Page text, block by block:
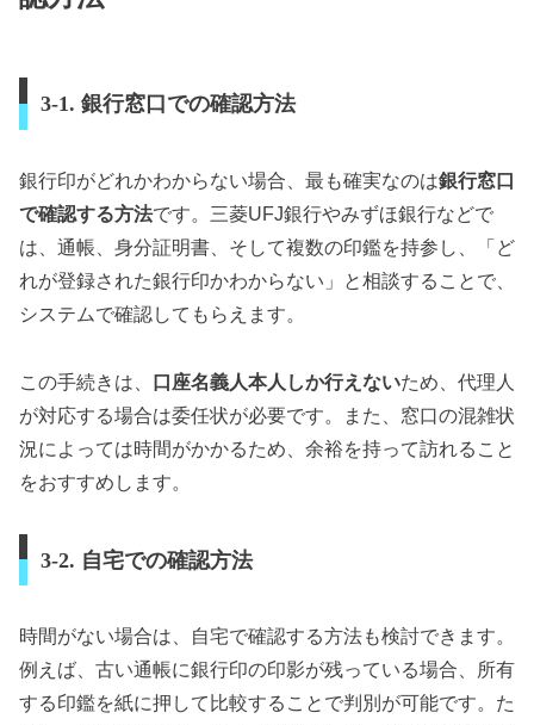
3-1. 銀行窓口での確認方法
銀行印がどれかわからない場合、最も確実なのは銀行窓口
で確認する方法です。三菱UFJ銀行やみずほ銀行などで
は、通帳、身分証明書、そして複数の印鑑を持参し、「ど
れが登録された銀行印かわからない」と相談することで、
システムで確認してもらえます。
この手続きは、 口座名義人本人しか行えないため、代理人
が対応する場合は委任状が必要です。また、窓口の混雑状
況によっては時間がかかるため、余裕を持って訪れること
をおすすめします。
3-2. 自宅での確認方法
時間がない場合は、自宅で確認する方法も検討できます。
例えば、古い通帳に銀行印の印影が残っている場合、所有
する印鑑を紙に押して比較することで判別が可能です。た